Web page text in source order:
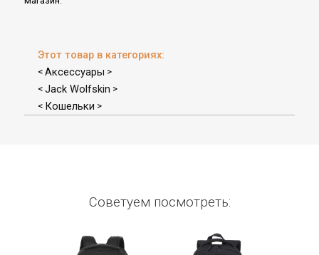
Этот товар в категориях:
< Аксессуары >
< Jack Wolfskin >
< Кошельки >
Советуем посмотреть: